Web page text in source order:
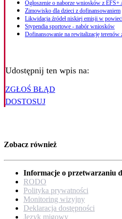
Ogłoszenie o naborze wniosków z
Zimowisko dla dzieci z dofinansowaniem
Likwidacja źródeł niskiej emisji w
Stypendia sportowe - nabór wniosków
Dofinansowanie na rewitalizację
Udostępnij ten wpis na:
ZGŁOŚ BŁĄD
DOSTOSUJ
Zobacz również
Informacje o przetwarzaniu
RODO
Polityka prywatności
Monitoring wizyjny
Deklaracja dostępności
Język migowy